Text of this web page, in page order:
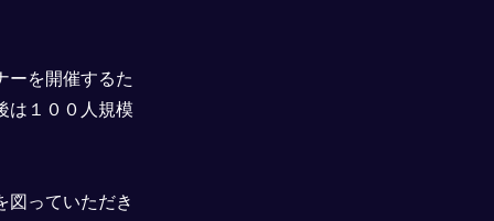
ーを開催するた
は１００人規模
図っていただき